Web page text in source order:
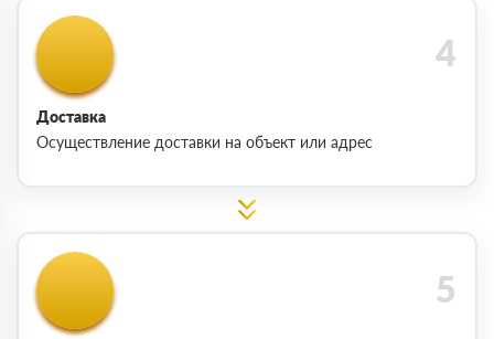
Доставка
Осуществление доставки на объект или адрес